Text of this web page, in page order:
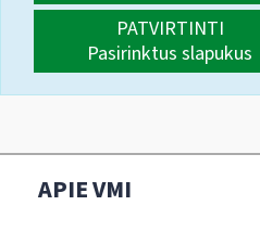
PATVIRTINTI
Pasirinktus slapukus
APIE VMI